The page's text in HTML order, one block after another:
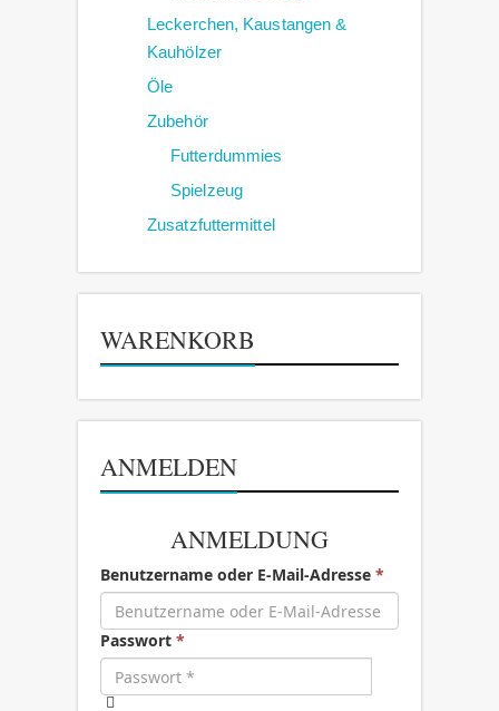
Leckerchen, Kaustangen &
Kauhölzer
Öle
Zubehör
Futterdummies
Spielzeug
Zusatzfuttermittel
WARENKORB
ANMELDEN
ANMELDUNG
Benutzername oder E-Mail-Adresse *
Passwort *